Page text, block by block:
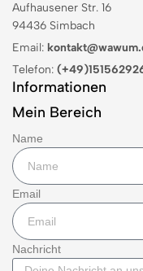
Aufhausener Str. 16
94436 Simbach
Email:
Telefon:
Informationen
Mein Bereich
Name
Email
Nachricht